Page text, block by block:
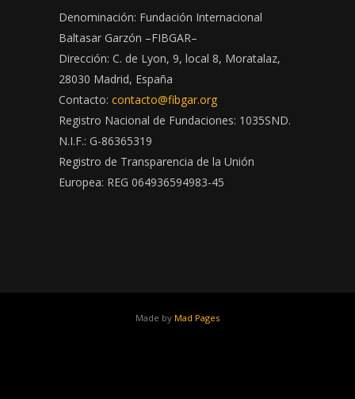
Denominación: Fundación Internacional
Baltasar Garzón –FIBGAR–
Dirección: C. de Lyon, 9, local 8, Moratalaz,
28030 Madrid, España
Contacto: contacto@fibgar.org
Registro Nacional de Fundaciones: 1035SND.
N.I.F.: G-86365319
Registro de Transparencia de la Unión
Europea: REG 064936594983-45
Made by Mad Pages